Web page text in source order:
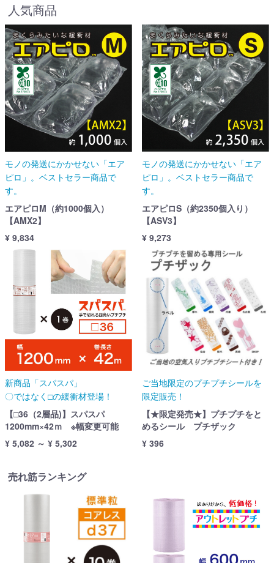
人気商品
モノの発送にかかせない「エア
ピロ」。ベストセラー商品で
す。
エアピロM（約1000個入）
【AMX2】
¥ 9,834
モノの発送にかかせない「エア
ピロ」。ベストセラー商品で
す。
エアピロS（約2350個入り）
【ASV3】
¥ 9,273
新商品「スパスパ」
〇ではなく□の緩衝材登場！
【□36（2層品)】スパスパ
1200mm×42ｍ ※幅変更可能
¥ 5,082 ～ ¥ 5,302
ご当地限定のプチプチシールを
限定販売！
【★限定発売★】プチプチをと
めるシール プチザック
¥ 396
売れ筋ランキング